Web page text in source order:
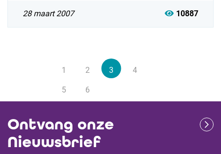
28 maart 2007 10887
1 2 3 4
5 6
Ontvang onze
Nieuwsbrief